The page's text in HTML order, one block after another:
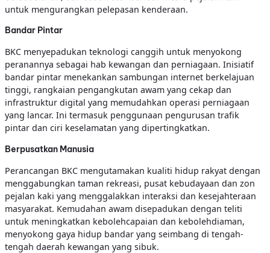
untuk mengurangkan pelepasan kenderaan.
Bandar Pintar
BKC menyepadukan teknologi canggih untuk menyokong
peranannya sebagai hab kewangan dan perniagaan. Inisiatif
bandar pintar menekankan sambungan internet berkelajuan
tinggi, rangkaian pengangkutan awam yang cekap dan
infrastruktur digital yang memudahkan operasi perniagaan
yang lancar. Ini termasuk penggunaan pengurusan trafik
pintar dan ciri keselamatan yang dipertingkatkan.
Berpusatkan Manusia
Perancangan BKC mengutamakan kualiti hidup rakyat dengan
menggabungkan taman rekreasi, pusat kebudayaan dan zon
pejalan kaki yang menggalakkan interaksi dan kesejahteraan
masyarakat. Kemudahan awam disepadukan dengan teliti
untuk meningkatkan kebolehcapaian dan kebolehdiaman,
menyokong gaya hidup bandar yang seimbang di tengah-
tengah daerah kewangan yang sibuk.